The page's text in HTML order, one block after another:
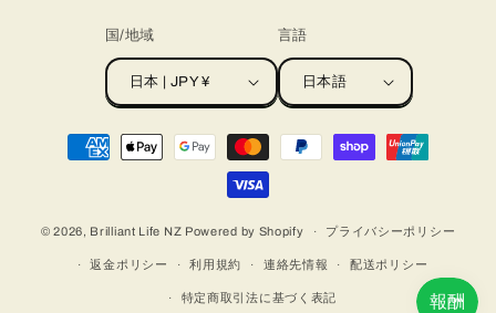
国/地域
日本 | JPY ¥
言語
日本語
法
© 2026, Brilliant Life NZ Powered by Shopify プライバシーポリシー
返金ポリシー 利用規約 連絡先情報 配送ポリシー
特定商取引法に基づく表記